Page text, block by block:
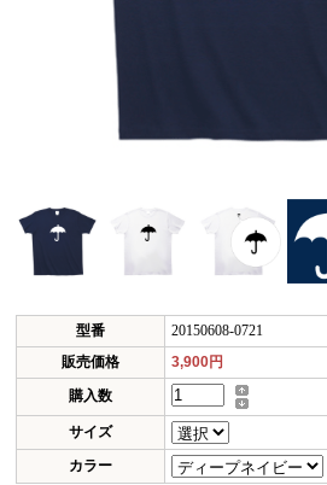
型番
20150608-0721
販売価格
3,900円
購入数
サイズ
カラー